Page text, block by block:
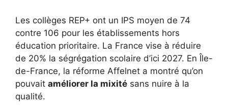
Les collèges REP+ ont un IPS moyen de 74
contre 106 pour les établissements hors
éducation prioritaire. La France vise à réduire
de 20% la ségrégation scolaire d’ici 2027. En Île-
de-France, la réforme Affelnet a montré qu’on
pouvait améliorer la mixité sans nuire à la
qualité.